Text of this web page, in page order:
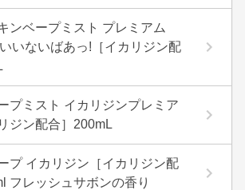
ンベープミスト プレミアム
いないばあっ!［イカリジン配
プミスト イカリジンプレミア
ジン配合］200mL
プ イカリジン［イカリジン配
フレッシュサボンの香り